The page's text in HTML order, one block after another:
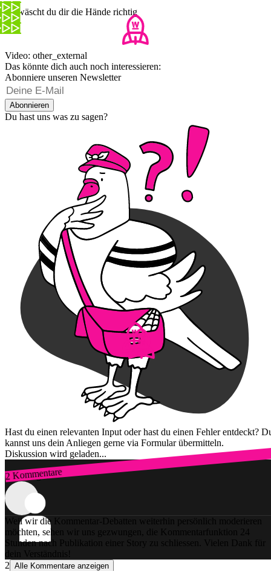
So wäscht du dir die Hände richtig
Video: other_external
Das könnte dich auch noch interessieren:
Abonniere unseren Newsletter
Abonnieren
Du hast uns was zu sagen?
Hast du einen relevanten Input oder hast du einen Fehler entdeckt?
kannst uns dein Anliegen gerne via Formular übermitteln.
Diskussion wird geladen...
2 Kommentare
Zum Login
Weil wir die Kommentar-Debatten weiterhin persönlich moderieren
möchten, sehen wir uns gezwungen, die Kommentarfunktion 24
Stunden nach Publikation einer Story zu schliessen. Vielen Dank für
dein Verständnis!
2 Alle Kommentare anzeigen